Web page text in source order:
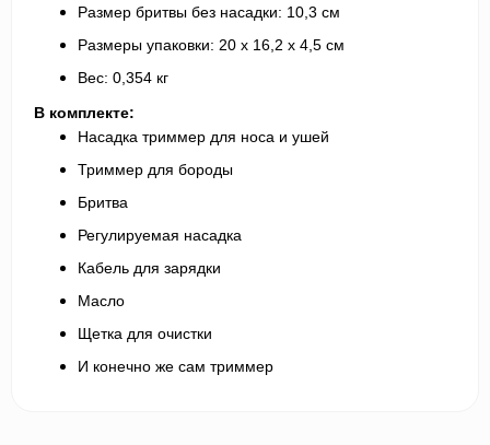
Размер бритвы без насадки: 10,3 см
Размеры упаковки: 20 х 16,2 х 4,5 см
Вес: 0,354 кг
В комплекте:
Насадка триммер для носа и ушей
Триммер для бороды
Бритва
Регулируемая насадка
Кабель для зарядки
Масло
Щетка для очистки
И конечно же сам триммер